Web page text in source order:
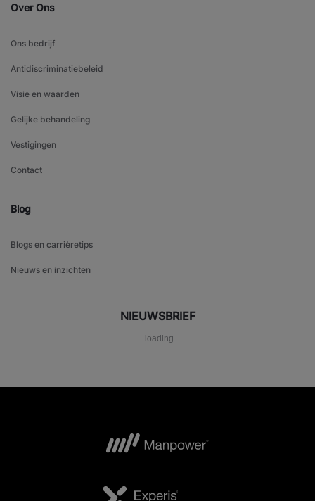
Over Ons
Ons bedrijf
Antidiscriminatiebeleid
Visie en waarden
Gelijke behandeling
Vestigingen
Contact
Blog
Blogs en carrièretips
Nieuws en inzichten
NIEUWSBRIEF
loading